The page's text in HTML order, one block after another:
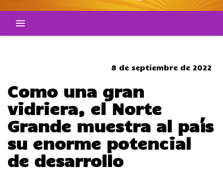
8 de septiembre de 2022
Como una gran
vidriera, el Norte
Grande muestra al país
su enorme potencial
de desarrollo